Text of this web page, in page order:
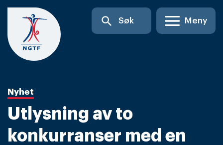
Skip
content
search Søk Meny
Nyhet
Utlysning av to
konkurranser med en